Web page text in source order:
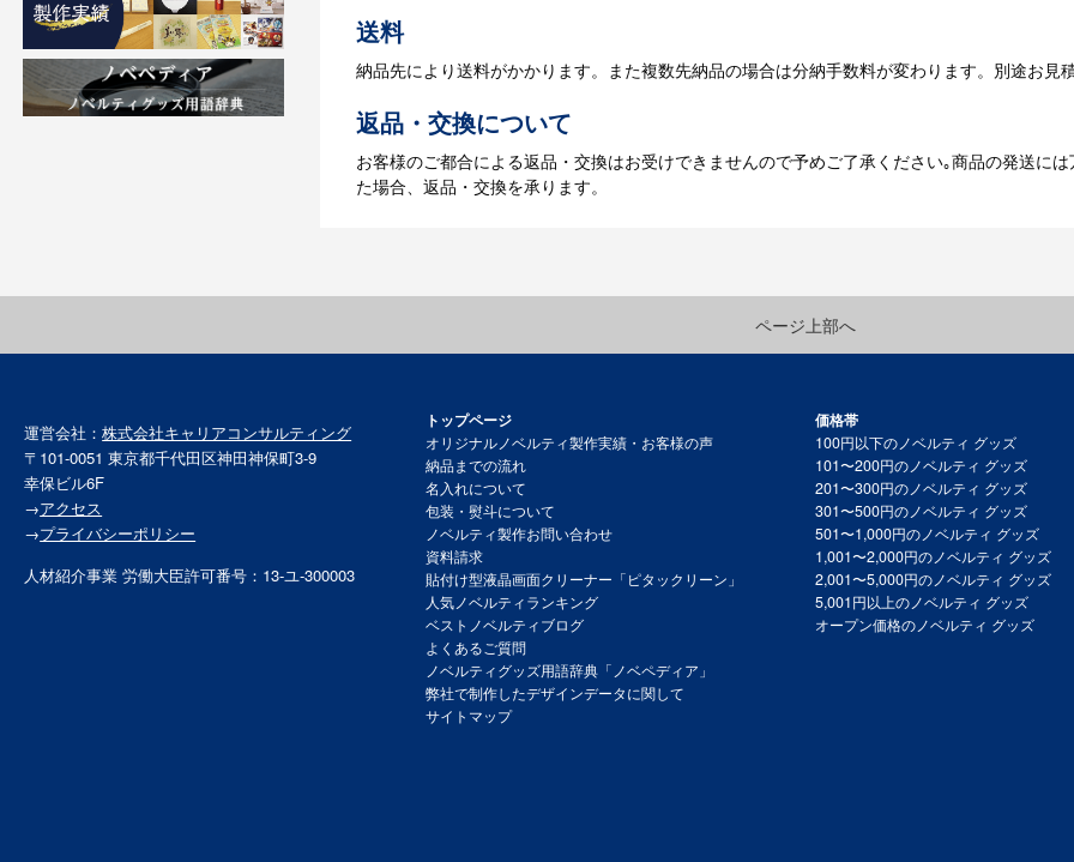
送料
納品先により送料がかかります。また複数先納品の場合は分納手数料が変わります。別途お見
返品・交換について
お客様のご都合による返品・交換はお受けできませんので予めご了承ください｡商品の発送に
た場合、返品・交換を承ります。
ページ上部へ
運営会社：株式会社キャリアコンサルティング
〒101-0051 東京都千代田区神田神保町3-9
幸保ビル6F
→アクセス
→プライバシーポリシー
人材紹介事業 労働大臣許可番号：13-ユ-300003
トップページ
オリジナルノベルティ製作実績・お客様の声
納品までの流れ
名入れについて
包装・熨斗について
ノベルティ製作お問い合わせ
資料請求
貼付け型液晶画面クリーナー「ピタックリーン」
人気ノベルティランキング
ベストノベルティブログ
よくあるご質問
ノベルティグッズ用語辞典「ノベペディア」
弊社で制作したデザインデータに関して
サイトマップ
価格帯
100円以下のノベルティ グッズ
101〜200円のノベルティ グッズ
201〜300円のノベルティ グッズ
301〜500円のノベルティ グッズ
501〜1,000円のノベルティ グッズ
1,001〜2,000円のノベルティ グッズ
2,001〜5,000円のノベルティ グッズ
5,001円以上のノベルティ グッズ
オープン価格のノベルティ グッズ